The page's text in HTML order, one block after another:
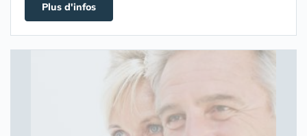
Plus d'infos